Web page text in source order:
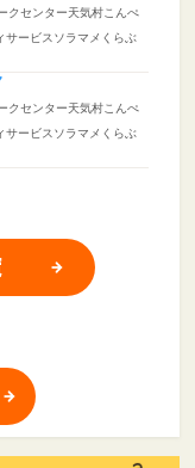
クセンター天気村こんぺ
サービスソラマメくらぶ
クセンター天気村こんぺ
サービスソラマメくらぶ